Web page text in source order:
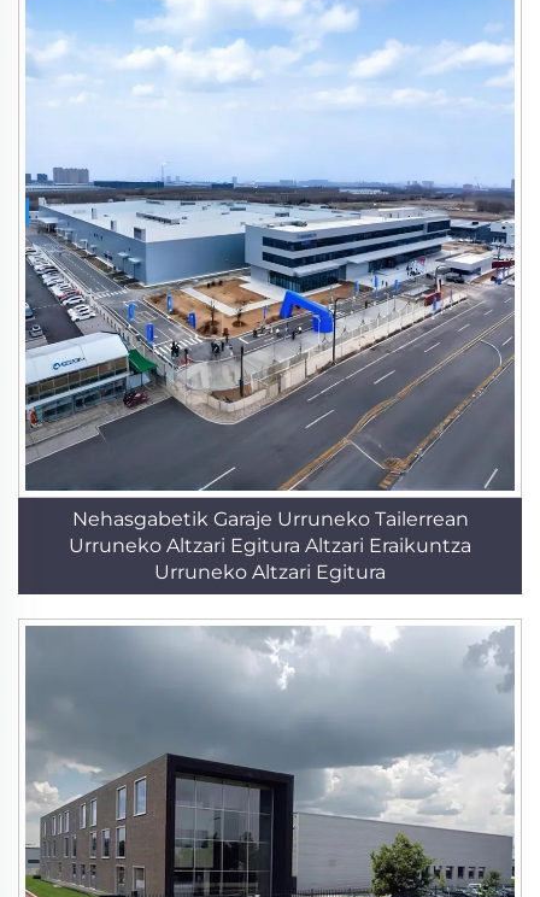
Nehasgabetik Garaje Urruneko Tailerrean
Urruneko Altzari Egitura Altzari Eraikuntza
Urruneko Altzari Egitura